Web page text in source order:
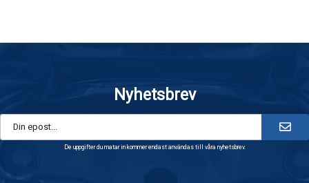
Nyhetsbrev
De uppgifter du matar in kommer endast användas till våra nyhetsbrev.